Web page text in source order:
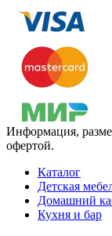
Информация,
офертой.
Каталог
Детская
Домашний
Кухня и бар